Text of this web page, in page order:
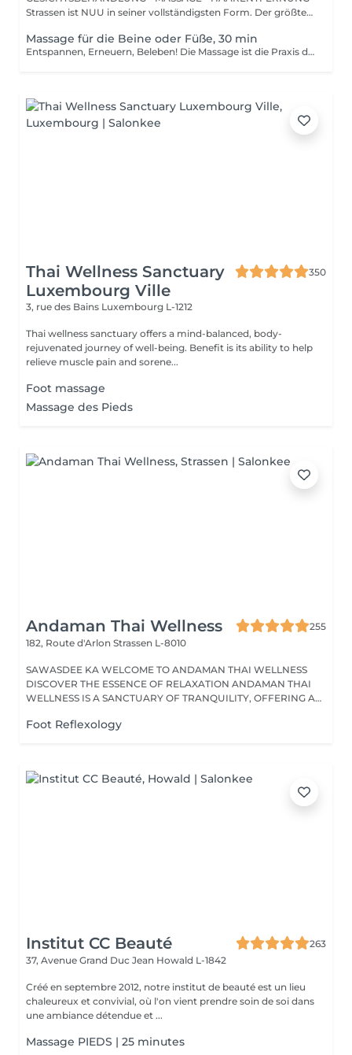
Strassen ist NUU in seiner vollständigsten Form. Der größte
Massage für die Beine oder Füße, 30 min
Entspannen, Erneuern, Beleben! Die Massage ist die Praxis des Knetens oder Manipulierens der Muskeln und anderer Weichteile einer Person, um Stress zu reduzieren, Muskelschmerzen zu lindern, die Entspannung zu fördern und die Funktion des Immunsystems zu verbessern. Vorteile einer Bein - oder Fußmassage: - reduziert Stress - entspannend - verbessert die Durchblutung - verbessert das Immunsystem des Körpers Wie wird eine Bein- oder Fußmassage durchgeführt? - Füße und Beine werden massiert Altersbeschränkungen: es gibt keine Altersbeschränkungen für dieses Verfahren. Empfehlungen nach dem Eingriff: nach dem Eingriff 2-3 Stunden keinen Sport und plötzliche Bewegungen machen. Frequenz: 1-2 Mal pro Woche, insgesamt 10 Mal. Wiederholen Sie den Eingriff alle 3-6 Monate.
Thai Wellness Sanctuary
Luxembourg Ville
350
3, rue des Bains Luxembourg L-1212
Thai wellness sanctuary offers a mind-balanced, body-
rejuvenated journey of well-being. Benefit is its ability to help
relieve muscle pain and sorene...
Foot massage
Massage des Pieds
Andaman Thai Wellness
255
182, Route d'Arlon Strassen L-8010
SAWASDEE KA WELCOME TO ANDAMAN THAI WELLNESS
DISCOVER THE ESSENCE OF RELAXATION ANDAMAN THAI
WELLNESS IS A SANCTUARY OF TRANQUILITY, OFFERING A
Foot Reflexology
Institut CC Beauté
263
37, Avenue Grand Duc Jean Howald L-1842
Créé en septembre 2012, notre institut de beauté est un lieu
chaleureux et convivial, où l'on vient prendre soin de soi dans
une ambiance détendue et ...
Massage PIEDS | 25 minutes